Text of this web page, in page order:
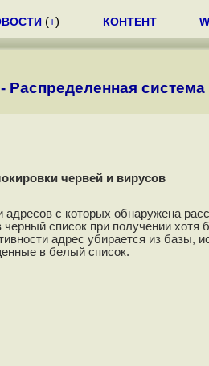
(+) КОНТЕНТ
Распределенная
червей и вирусов
адресов с которых обнаружена
список при получении хотя
адрес убирается из базы,
в белый список.